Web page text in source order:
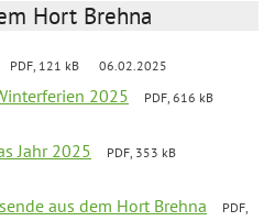
Hort Brehna
PDF, 121 kB 06.02.2025
2025
PDF, 616 kB
Jahr 2025
PDF, 353 kB
aus dem Hort Brehna
PDF,